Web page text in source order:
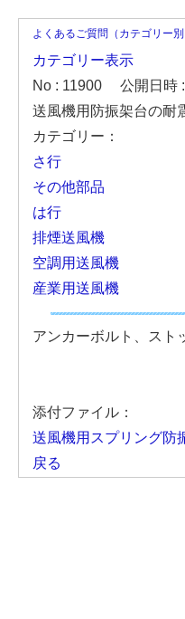
よくあるご質問（カテゴリー別
カテゴリー表示
No : 11900
公開日時
送風機用防振架台の耐
カテゴリー：
さ行
その他部品
は行
排煙送風機
空調用送風機
産業用送風機
アンカーボルト、スト
添付ファイル：
送風機用スプリング防
戻る